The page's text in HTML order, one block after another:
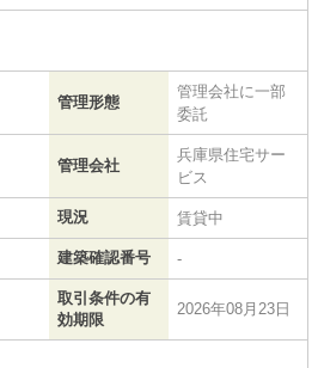
管理形態
管理会社に一部
委託
管理会社
兵庫県住宅サー
ビス
現況 賃貸中
建築確認番号 -
取引条件の有
効期限
2026年08月23日